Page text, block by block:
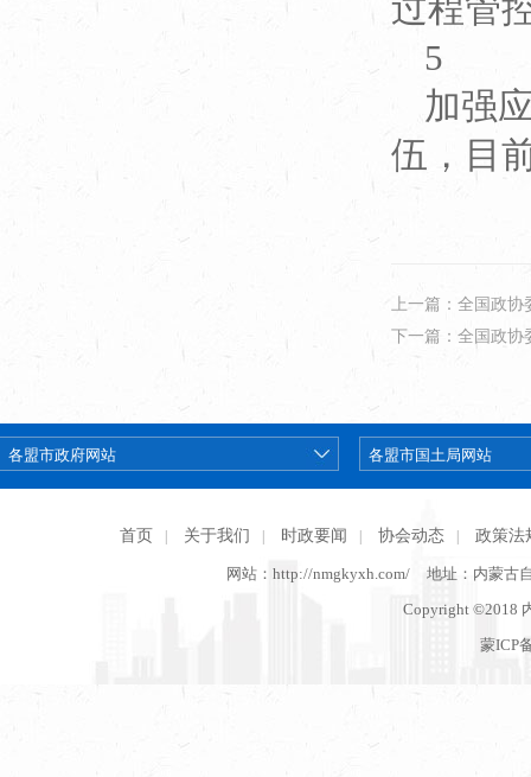
过程管
5
加强
伍，目
上一篇：全国政
下一篇：全国政协
首页 | 关于我们 | 时政要闻 | 协会动态 | 政策法
网站：http://nmgkyxh.com/
地址：内蒙古
Copyright ©2018
蒙ICP